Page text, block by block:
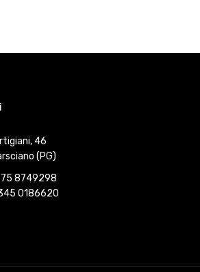
46
(PG)
8749298
0186620